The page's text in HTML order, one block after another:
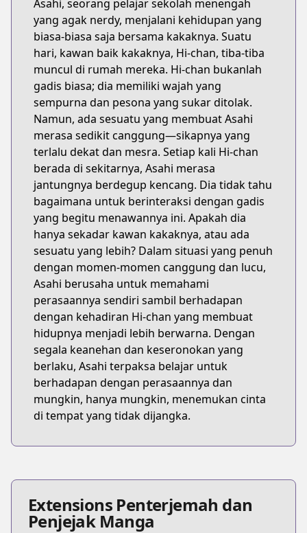
Asahi, seorang pelajar sekolah menengah
yang agak nerdy, menjalani kehidupan yang
biasa-biasa saja bersama kakaknya. Suatu
hari, kawan baik kakaknya, Hi-chan, tiba-tiba
muncul di rumah mereka. Hi-chan bukanlah
gadis biasa; dia memiliki wajah yang
sempurna dan pesona yang sukar ditolak.
Namun, ada sesuatu yang membuat Asahi
merasa sedikit canggung—sikapnya yang
terlalu dekat dan mesra. Setiap kali Hi-chan
berada di sekitarnya, Asahi merasa
jantungnya berdegup kencang. Dia tidak tahu
bagaimana untuk berinteraksi dengan gadis
yang begitu menawannya ini. Apakah dia
hanya sekadar kawan kakaknya, atau ada
sesuatu yang lebih? Dalam situasi yang penuh
dengan momen-momen canggung dan lucu,
Asahi berusaha untuk memahami
perasaannya sendiri sambil berhadapan
dengan kehadiran Hi-chan yang membuat
hidupnya menjadi lebih berwarna. Dengan
segala keanehan dan keseronokan yang
berlaku, Asahi terpaksa belajar untuk
berhadapan dengan perasaannya dan
mungkin, hanya mungkin, menemukan cinta
di tempat yang tidak dijangka.
Extensions Penterjemah dan
Penjejak Manga